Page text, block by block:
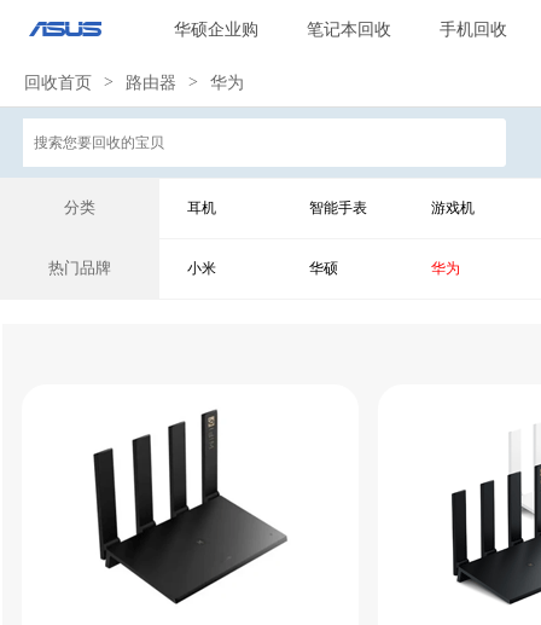
华硕企业购 笔记本回收 手机回收
回收首页 > 路由器 > 华为
分类 耳机 智能手表 游戏机
热门品牌 小米 华硕 华为